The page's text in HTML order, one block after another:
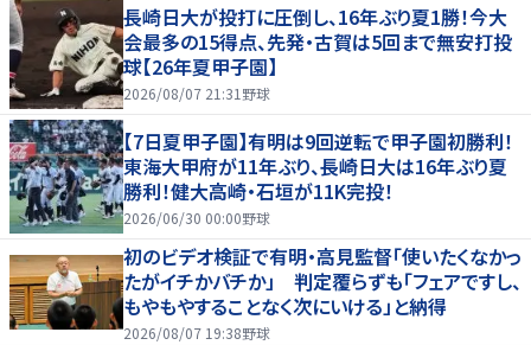
長崎日大が投打に圧倒し、16年ぶり夏1勝！今大
会最多の15得点、先発・古賀は5回まで無安打投
球【26年夏甲子園】
2026/08/07 21:31 野球
【7日夏甲子園】有明は9回逆転で甲子園初勝利！
東海大甲府が11年ぶり、長崎日大は16年ぶり夏
勝利！健大高崎・石垣が11K完投！
2026/06/30 00:00野球
初のビデオ検証で有明・高見監督「使いたくなかっ
たがイチかバチか」 判定覆らずも「フェアですし、
もやもやすることなく次にいける」と納得
2026/08/07 19:38野球